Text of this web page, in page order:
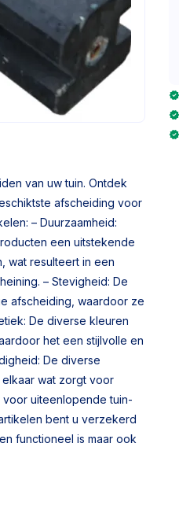
van uw tuin. Ontdek
afscheiding voor
– Duurzaamheid:
een uitstekende
wat resulteert in een
– Stevigheid: De
afscheiding, waardoor ze
De diverse kleuren
het een stijlvolle en
De diverse
wat zorgt voor
uiteenlopende tuin-
bent u verzekerd
functioneel is maar ook